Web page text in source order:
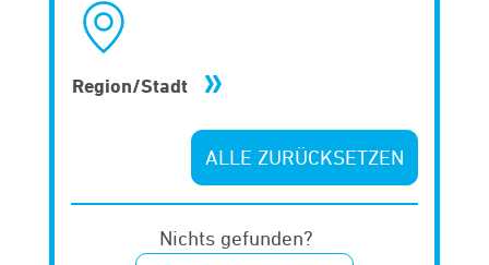
Region/Stadt
ALLE ZURÜCKSETZEN
Nichts gefunden?